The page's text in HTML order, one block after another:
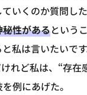
いくのか質問した
性があるという
私は言いたいで
れど私は、“存在
例にあげた。